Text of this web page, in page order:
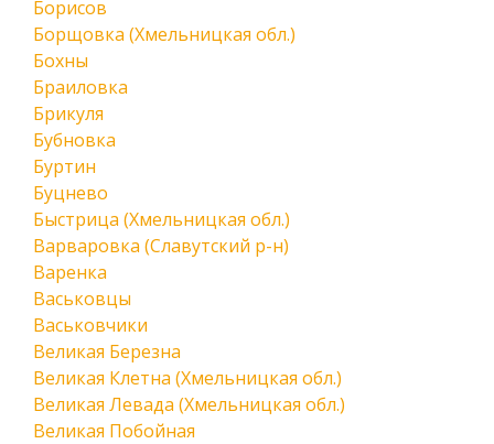
Борисов
Борщовка (Хмельницкая обл.)
Бохны
Браиловка
Брикуля
Бубновка
Буртин
Буцнево
Быстрица (Хмельницкая обл.)
Варваровка (Славутский р-н)
Варенка
Васьковцы
Васьковчики
Великая Березна
Великая Клетна (Хмельницкая обл.)
Великая Левада (Хмельницкая обл.)
Великая Побойная